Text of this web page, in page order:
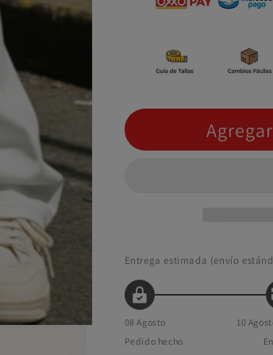
Entrega estimada (envío
08 Agosto
Pedido hecho
10